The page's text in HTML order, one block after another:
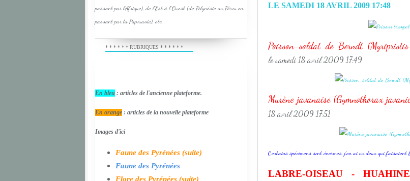
LE SAMEDI 18 AVRIL 2009 17:48
Poisson-soldat de Berndt
le samedi 18 avril 2009 17:49
Murène javanaise (Gymnothorax
18 avril 2009 17:51
Certains spécimens sont énormes, j'en ai vu deux qui
LABRE-OISEAU -
passant par l'Afrique), de l'Est à l'Ouest (de Polynésie au Pérou en
passant par la Papouasie), etc.
* * * * * * RUBRIQUES * * * * * *
En bleu : articles de l'ancienne plateforme.
En orange : articles de la nouvelle plateforme
Images d'ici
Faune des Pyrénées (suite)
Faune des Pyrénées
Flore des Pyrénées (suite)